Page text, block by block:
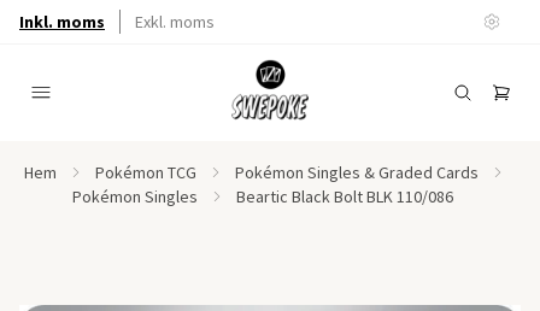
Inkl. moms Exkl. moms
Hem Pokémon TCG
Pokémon Singles & Graded Cards
Pokémon Singles
Beartic Black Bolt BLK 110/086